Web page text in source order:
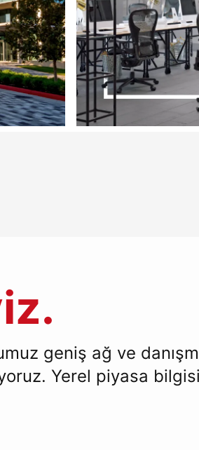
geniş ağ ve
Yerel piyasa